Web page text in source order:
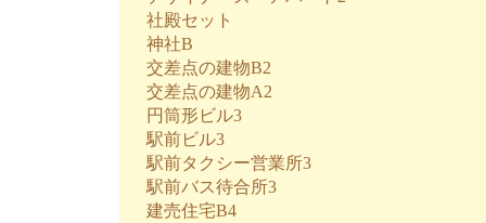
社殿セット
神社B
交差点の建物B2
交差点の建物A2
円筒形ビル3
駅前ビル3
駅前タクシー営業所3
駅前バス待合所3
建売住宅B4